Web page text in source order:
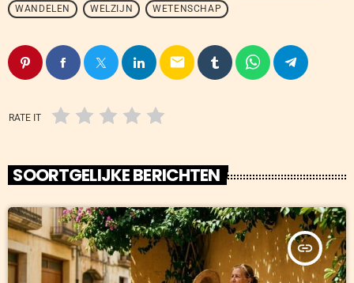
WANDELEN WELZIJN WETENSCHAP
email
RATE IT
SOORTGELIJKE BERICHTEN
insert_link